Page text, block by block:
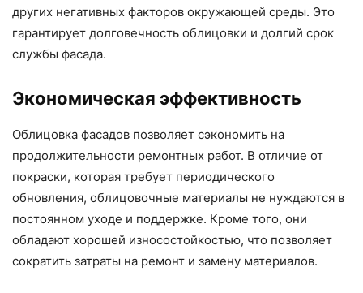
других негативных факторов окружающей среды. Это
гарантирует долговечность облицовки и долгий срок
службы фасада.
Экономическая эффективность
Облицовка фасадов позволяет сэкономить на
продолжительности ремонтных работ. В отличие от
покраски, которая требует периодического
обновления, облицовочные материалы не нуждаются в
постоянном уходе и поддержке. Кроме того, они
обладают хорошей износостойкостью, что позволяет
сократить затраты на ремонт и замену материалов.